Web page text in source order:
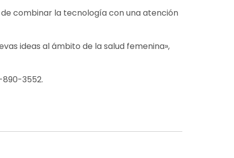
combinar la tecnología con una atención
ideas al ámbito de la salud femenina»,
3552.